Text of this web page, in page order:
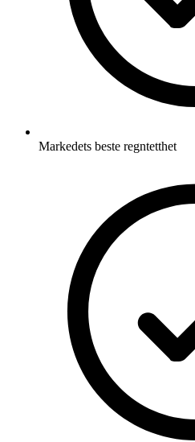
Markedets beste regntetthet